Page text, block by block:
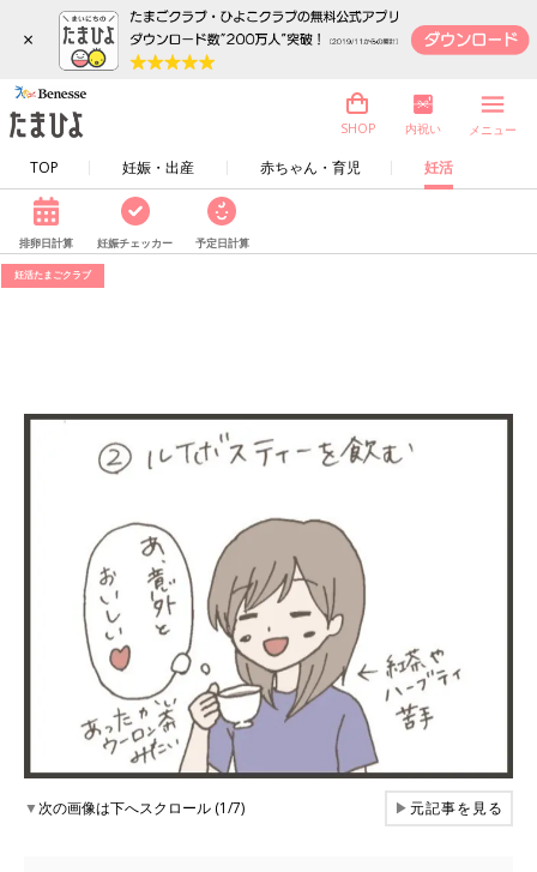
×
TOP 妊娠・出産 赤ちゃん・育児 妊活
SHOP 内祝い メニュー
排卵日計算 妊娠チェッカー 予定日計算
妊活たまごクラブ
▼次の画像は下へスクロール (1/7) ▶元記事を見る